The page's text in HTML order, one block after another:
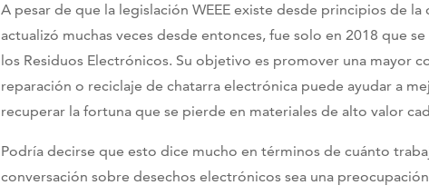
A pesar de que la legislación WEEE existe desde principios de
actualizó muchas veces desde entonces, fue solo en 2018 que
los Residuos Electrónicos. Su objetivo es promover una mayor
reparación o reciclaje de chatarra electrónica puede ayudar a
recuperar la fortuna que se pierde en materiales de alto valor
Podría decirse que esto dice mucho en términos de cuánto
conversación sobre desechos electrónicos sea una